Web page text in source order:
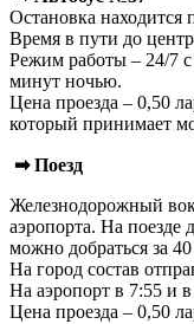
Остановка находится
Время в пути до
Режим работы – 24/7
минут ночью.
Цена проезда – 0,50
который принимает
➡ Поезд
Железнодорожный
аэропорта. На поезде
можно добраться за
На город состав
На аэропорт в 7:55 и
Цена проезда – 0,50